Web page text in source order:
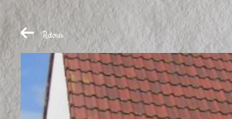
Retour